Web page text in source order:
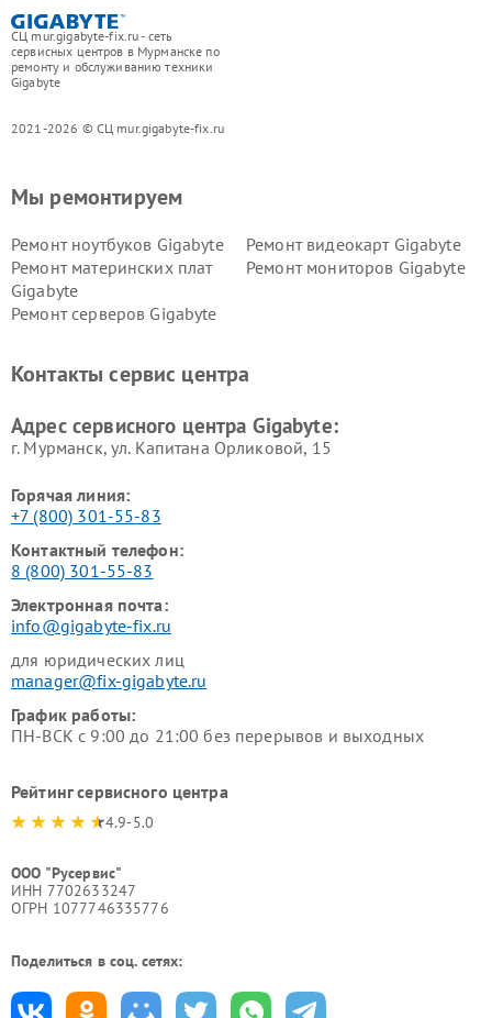
СЦ mur.gigabyte-fix.ru - сеть
сервисных центров в Мурманске по
ремонту и обслуживанию техники
Gigabyte
2021-2026 © СЦ mur.gigabyte-fix.ru
Мы ремонтируем
Ремонт ноутбуков Gigabyte
Ремонт видеокарт Gigabyte
Ремонт материнских плат
Gigabyte
Ремонт мониторов Gigabyte
Ремонт серверов Gigabyte
Контакты сервис центра
Адрес сервисного центра Gigabyte:
г. Мурманск, ул. Капитана Орликовой, 15
Горячая линия:
+7 (800) 301-55-83
Контактный телефон:
8 (800) 301-55-83
Электронная почта:
info@gigabyte-fix.ru
для юридических лиц
manager@fix-gigabyte.ru
График работы:
ПН-ВСК с 9:00 до 21:00 без перерывов и выходных
Рейтинг сервисного центра
4.9-5.0
ООО "Русервис"
ИНН 7702633247
ОГРН 1077746335776
Поделиться в соц. сетях: